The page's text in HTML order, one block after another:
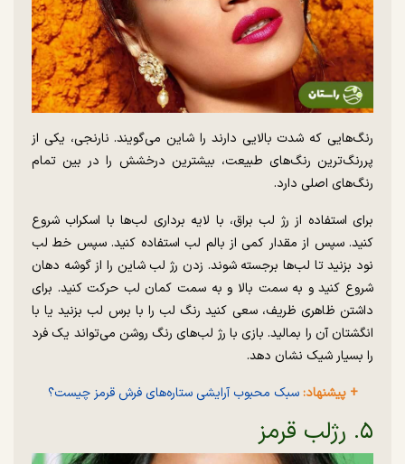
رنگ‌هایی که شدت بالایی دارند را شاین می‌گویند. نارنجی، یکی از
پررنگ‌ترین رنگ‌های طبیعت، بیشترین درخشش را در بین تمام
رنگ‌های اصلی دارد.
برای استفاده از رژ لب براق، با لایه برداری لب‌ها با اسکراب شروع
کنید. سپس از مقدار کمی از بالم لب استفاده کنید. سپس خط لب
نود بزنید تا لب‌ها برجسته شوند. زدن رژ لب شاین را از گوشه دهان
شروع کنید و به سمت بالا و به سمت کمان لب حرکت کنید. برای
داشتن ظاهری ظریف، سعی کنید رنگ لب را با برس لب بزنید یا با
انگشتان آن را بمالید. بازی با رژ لب‌های رنگ روشن می‌تواند یک فرد
را بسیار شیک نشان دهد.
+ پیشنهاد: سبک محبوب آرایشی ستاره‌های فرش قرمز چیست؟
۵. رژلب قرمز